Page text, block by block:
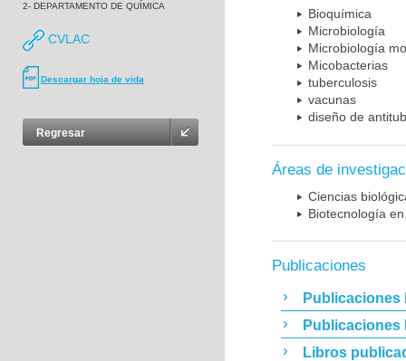
2- DEPARTAMENTO DE QUÍMICA
CVLAC
Descargar hoja de vida
Regresar
Bioquímica
Microbiología
Microbiología
Micobacterias
tuberculosis
vacunas
diseño de
Áreas de
Ciencias
Biotecnología
Publicaciones
Publicaciones
Publicaciones
Libros